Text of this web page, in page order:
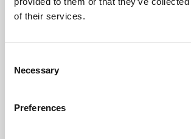
of their services.
Selection
Necessary
Preferences